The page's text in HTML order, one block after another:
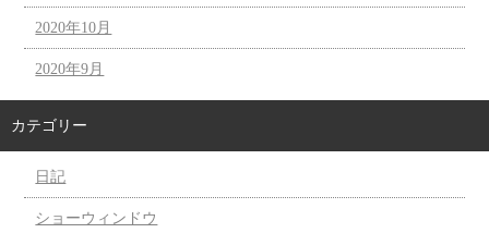
2020年10月
2020年9月
カテゴリー
日記
ショーウィンドウ